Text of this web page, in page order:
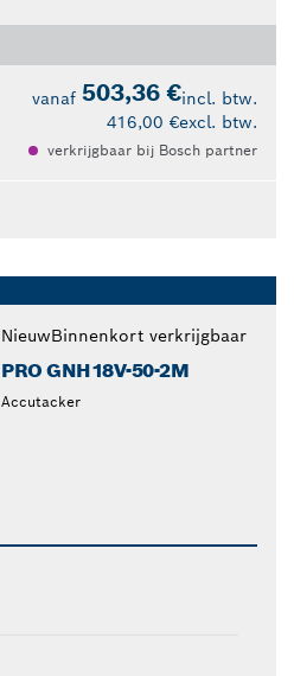
vanaf 503,36 €incl. btw.
416,00 €excl. btw.
verkrijgbaar bij Bosch partner
NieuwBinnenkort verkrijgbaar
PRO GNH18V-50-2M
Accutacker